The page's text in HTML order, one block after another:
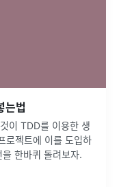
는법
이 TDD를 이용한 생
로젝트에 이를 도입하
한바퀴 돌려보자.